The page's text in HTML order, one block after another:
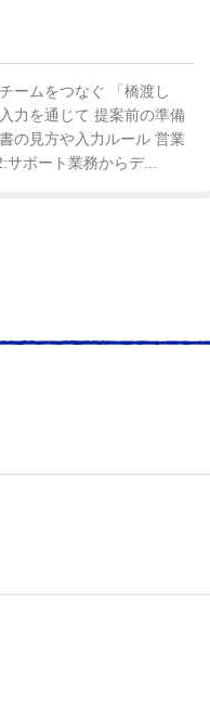
ームをつなぐ 「橋渡し
力を通じて 提案前の準備
の見方や入力ルール 営業
ポート業務からデ...